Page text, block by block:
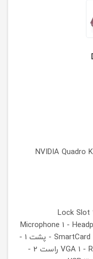
NVIDIA Quadro
Microphone 1 -
- SmartCard پشت
1 -
VGA 1 - راست
2 -